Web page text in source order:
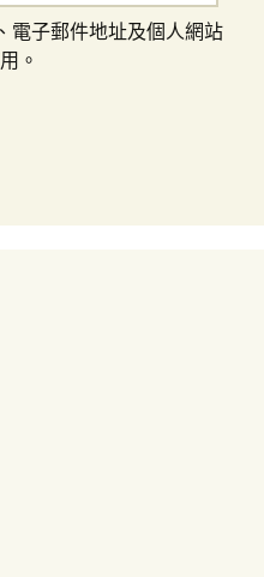
電子郵件地址及個人網站
。